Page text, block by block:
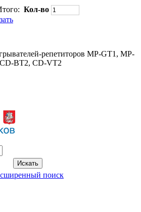
Кол-во
репетиторов MP-GT1, MP-
BT2, CD-VT2
поиск